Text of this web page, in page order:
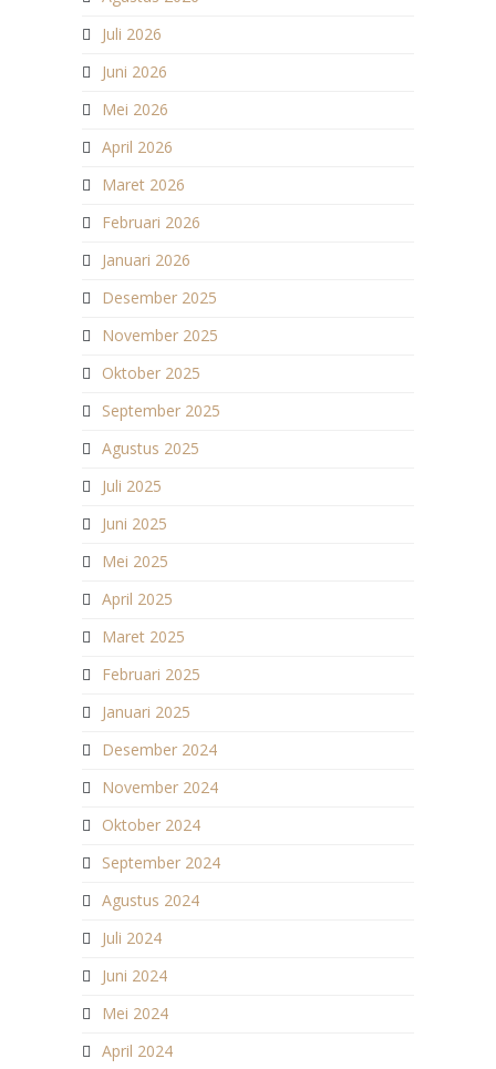
Juli 2026
Juni 2026
Mei 2026
April 2026
Maret 2026
Februari 2026
Januari 2026
Desember 2025
November 2025
Oktober 2025
September 2025
Agustus 2025
Juli 2025
Juni 2025
Mei 2025
April 2025
Maret 2025
Februari 2025
Januari 2025
Desember 2024
November 2024
Oktober 2024
September 2024
Agustus 2024
Juli 2024
Juni 2024
Mei 2024
April 2024